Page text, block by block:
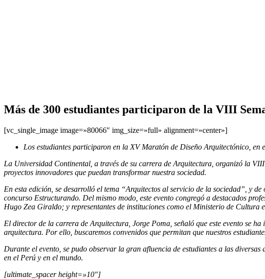
Más de 300 estudiantes participaron de la VIII
[vc_single_image image=»80066″ img_size=»full» alignment=»center»]
Los estudiantes participaron en la XV Maratón de Diseño Arquitectónico,
La Universidad Continental, a través de su carrera de Arquitectura, organizó la
proyectos innovadores que puedan transformar nuestra sociedad.
En esta edición, se desarrolló el tema “Arquitectos al servicio de la sociedad”, y
concurso Estructurando. Del mismo modo, este evento congregó a destacados
Hugo Zea Giraldo; y representantes de instituciones como el Ministerio de Cultura
El director de la carrera de Arquitectura, Jorge Poma, señaló que este evento se
arquitectura. Por ello, buscaremos convenidos que permitan que nuestros
Durante el evento, se pudo observar la gran afluencia de estudiantes a las
en el Perú y en el mundo.
[ultimate_spacer height=»10″]